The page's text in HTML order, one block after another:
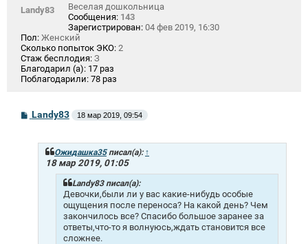
Landy83
Веселая дошкольница
Сообщения: 143
Зарегистрирован: 04 фев 2019, 16:30
Пол: Женский
Сколько попыток ЭКО: 2
Стаж бесплодия: З
Благодарил (а): 17 раз
Поблагодарили: 78 раз
С
о
Landy83 18 мар 2019, 09:54
Ожидашка35писал(а): ↑
18 мар 2019, 01:05
Landy83 писал(а):
Девочки,были ли у вас какие-нибудь особые
ощущения после переноса? На какой день? Чем
закончилось все? Спасибо большое заранее за
ответы,что-то я волнуюсь,ждать становится все
сложнее.